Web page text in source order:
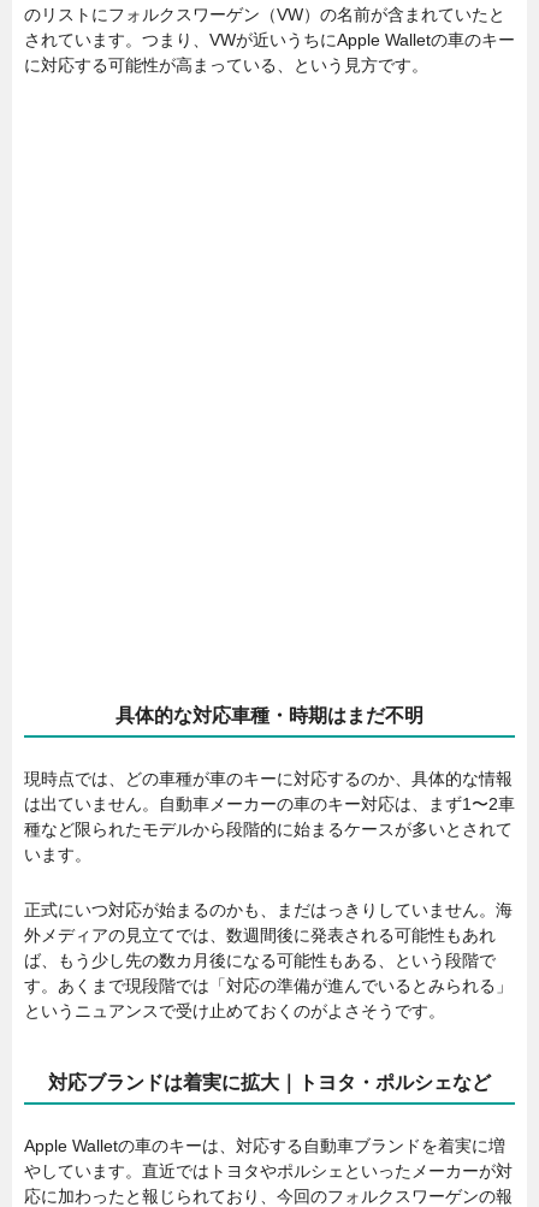
のリストにフォルクスワーゲン（VW）の名前が含まれていたと
されています。つまり、VWが近いうちにApple Walletの車のキー
に対応する可能性が高まっている、という見方です。
具体的な対応車種・時期はまだ不明
現時点では、どの車種が車のキーに対応するのか、具体的な情報
は出ていません。自動車メーカーの車のキー対応は、まず1〜2車
種など限られたモデルから段階的に始まるケースが多いとされて
います。
正式にいつ対応が始まるのかも、まだはっきりしていません。海
外メディアの見立てでは、数週間後に発表される可能性もあれ
ば、もう少し先の数カ月後になる可能性もある、という段階で
す。あくまで現段階では「対応の準備が進んでいるとみられる」
というニュアンスで受け止めておくのがよさそうです。
対応ブランドは着実に拡大｜トヨタ・ポルシェなど
Apple Walletの車のキーは、対応する自動車ブランドを着実に増
やしています。直近ではトヨタやポルシェといったメーカーが対
応に加わったと報じられており、今回のフォルクスワーゲンの報